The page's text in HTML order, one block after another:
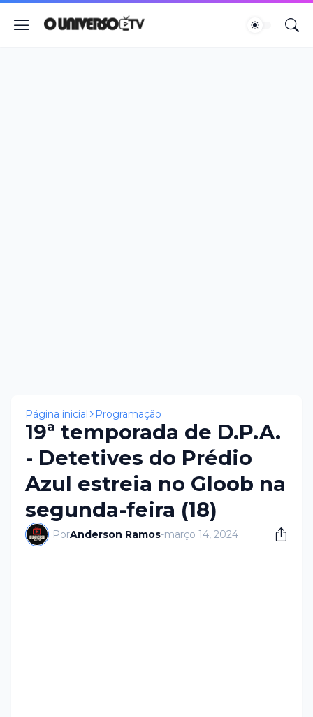
Página inicial Programação
19ª temporada de D.P.A.
- Detetives do Prédio
Azul estreia no Gloob na
segunda-feira (18)
PorAnderson Ramos-março 14, 2024